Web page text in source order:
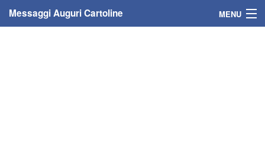
Messaggi Auguri Cartoline MENU